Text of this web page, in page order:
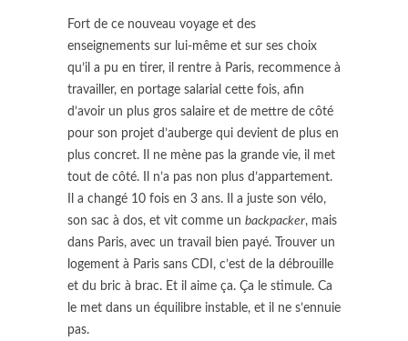
Fort de ce nouveau voyage et des
enseignements sur lui-même et sur ses choix
qu’il a pu en tirer, il rentre à Paris, recommence à
travailler, en portage salarial cette fois, afin
d’avoir un plus gros salaire et de mettre de côté
pour son projet d’auberge qui devient de plus en
plus concret. Il ne mène pas la grande vie, il met
tout de côté. Il n’a pas non plus d’appartement.
Il a changé 10 fois en 3 ans. Il a juste son vélo,
son sac à dos, et vit comme un backpacker, mais
dans Paris, avec un travail bien payé. Trouver un
logement à Paris sans CDI, c’est de la débrouille
et du bric à brac. Et il aime ça. Ça le stimule. Ca
le met dans un équilibre instable, et il ne s’ennuie
pas.